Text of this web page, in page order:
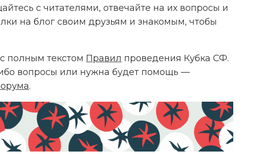
с читателями, отвечайте на их вопросы и
на блог своим друзьям и знакомым, чтобы
полным текстом Правил проведения Кубка СФ.
вопросы или нужна будет помощь —
.